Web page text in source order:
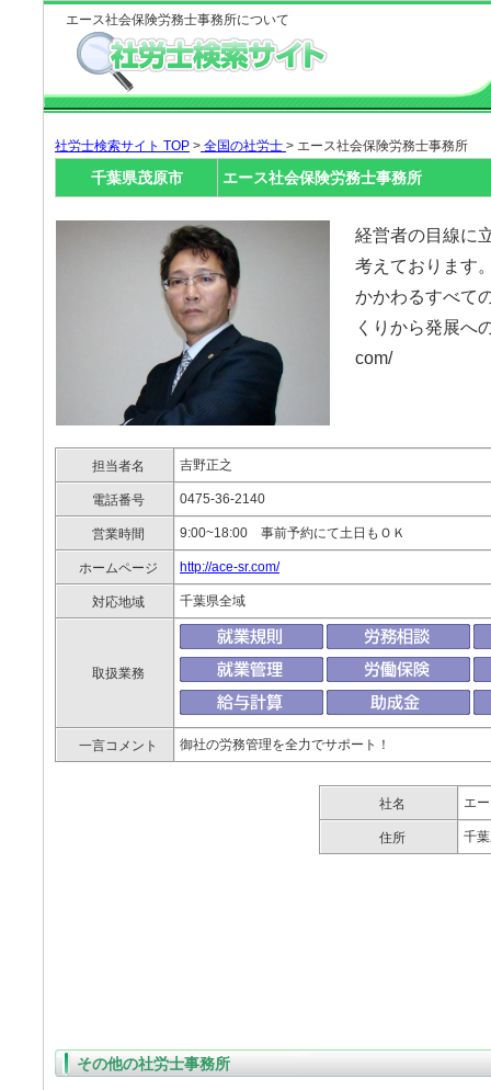
エース社会保険労務士事務所について
社労士検索サイト TOP > 全国の社労士 > エース社会保険労務士事務所
千葉県茂原市 エース社会保険労務士事務所
経営者の目線に
考えております
かかわるすべて
くりから発展へ
com/
担当者名 吉野正之
電話番号 0475-36-2140
営業時間 9:00~18:00 事前予約にて土日もＯＫ
ホームページ http://ace-sr.com/
対応地域 千葉県全域
取扱業務
一言コメント 御社の労務管理を全力でサポート！
社名 エ
住所 千
その他の社労士事務所